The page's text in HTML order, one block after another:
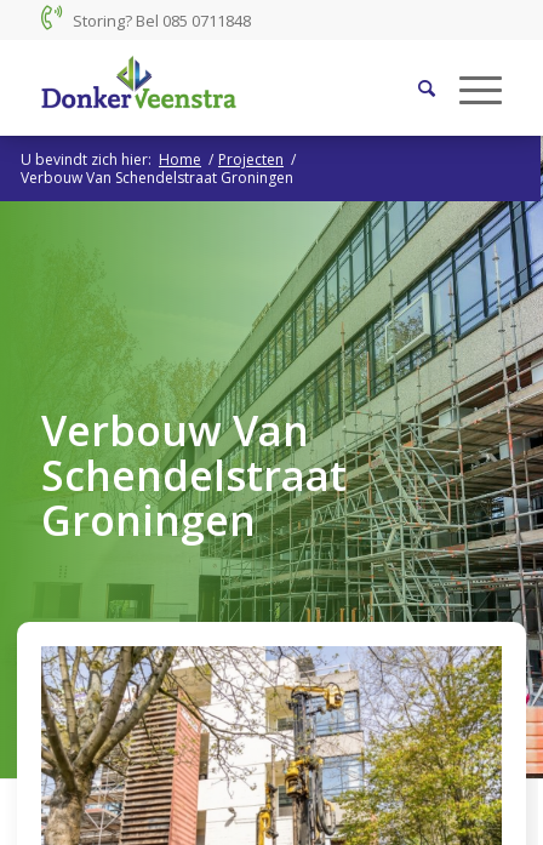
Storing? Bel 085 0711848
U bevindt zich hier: Home / Projecten /
Verbouw Van Schendelstraat Groningen
Verbouw Van
Schendelstraat
Groningen